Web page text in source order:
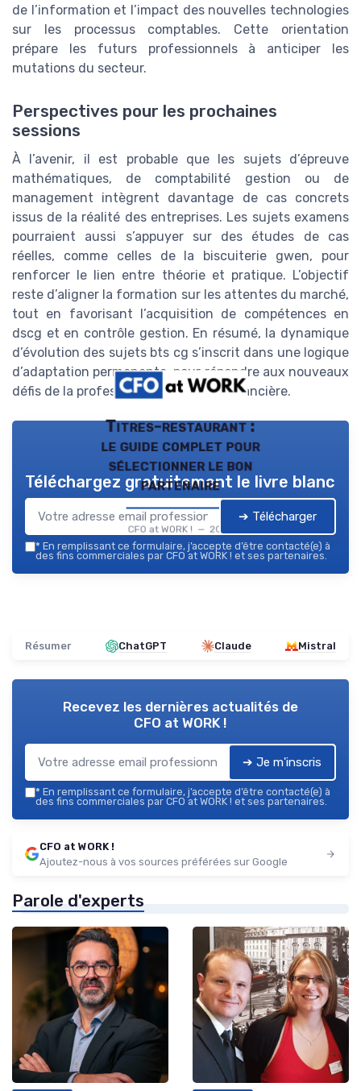
de l’information et l’impact des nouvelles technologies
sur les processus comptables. Cette orientation
prépare les futurs professionnels à anticiper les
mutations du secteur.
Perspectives pour les prochaines
sessions
À l’avenir, il est probable que les sujets d’épreuve
mathématiques, de comptabilité gestion ou de
management intègrent davantage de cas concrets
issus de la réalité des entreprises. Les sujets examens
pourraient aussi s’appuyer sur des études de cas
réelles, comme celles de la biscuiterie gwen, pour
renforcer le lien entre théorie et pratique. L’objectif
reste d’aligner la formation sur les attentes du marché,
tout en favorisant l’acquisition de compétences en
dscg et en contrôle gestion. En résumé, la dynamique
d’évolution des sujets bts cg s’inscrit dans une logique
d’adaptation permanente, pour répondre aux nouveaux
défis de la profession comptable et financière.
Titres-restaurant :
le guide complet pour
sélectionner le bon
partenaire
CFO at WORK ! — 2026
Téléchargez gratuitement le livre blanc
➔ Télécharger
* En remplissant ce formulaire, j’accepte d’être contacté(e) à
des fins commerciales par CFO at WORK ! et ses partenaires.
Résumer ChatGPT Claude Mistral
Recevez les dernières actualités de
CFO at WORK !
➔ Je m'inscris
* En remplissant ce formulaire, j’accepte d’être contacté(e) à
des fins commerciales par CFO at WORK ! et ses partenaires.
CFO at WORK !
Ajoutez-nous à vos sources préférées sur Google
Parole d'experts